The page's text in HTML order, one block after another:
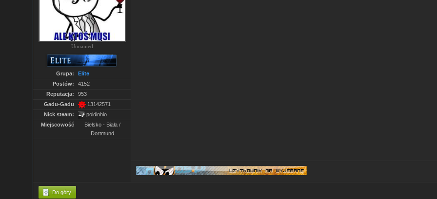
Unnamed
Grupa:
Elite
Postów:
4152
Reputacja:
953
Gadu-Gadu
13142571
Nick steam:
poldinhio
Miejscowość
Bielsko - Biała /
Dortmund
Do góry